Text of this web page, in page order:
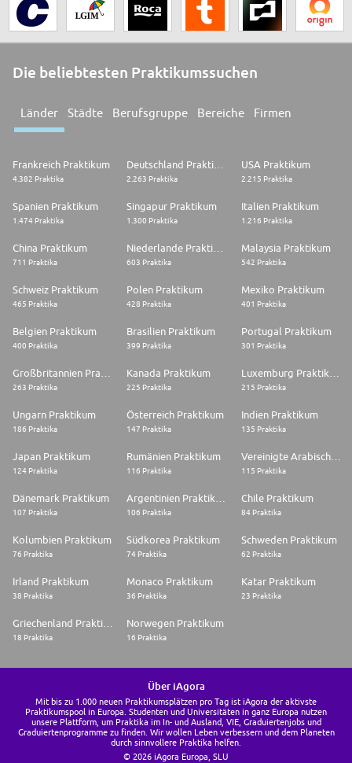
Die beliebtesten Praktikumssuchen
Länder Städte Berufsgruppe Bereiche Firmen
Frankreich Praktikum
4.382 Praktika 2.263 Praktika
USA Praktikum
2.215 Praktika
Spanien Praktikum
1.474 Praktika
Singapur Praktikum
1.300 Praktika
Italien Praktikum
1.216 Praktika
China Praktikum
711 Praktika 603 Praktika
Malaysia Praktikum
542 Praktika
Schweiz Praktikum
465 Praktika
Polen Praktikum
428 Praktika
Mexiko Praktikum
401 Praktika
Belgien Praktikum
400 Praktika
Brasilien Praktikum
399 Praktika
Portugal Praktikum
301 Praktika
263 Praktika
Kanada Praktikum
225 Praktika 215 Praktika
Ungarn Praktikum
186 Praktika
Österreich Praktikum
147 Praktika
Indien Praktikum
135 Praktika
Japan Praktikum
124 Praktika
Rumänien Praktikum
116 Praktika
Vereinigte Arabische Emirate Praktikum
115 Praktika
Dänemark Praktikum
107 Praktika 106 Praktika
Chile Praktikum
84 Praktika
Kolumbien Praktikum
76 Praktika
Südkorea Praktikum
74 Praktika
Schweden Praktikum
62 Praktika
Irland Praktikum
38 Praktika
Monaco Praktikum
36 Praktika
Katar Praktikum
23 Praktika
18 Praktika
Norwegen Praktikum
16 Praktika
Über iAgora
Mit bis zu 1.000 neuen Praktikumsplätzen pro Tag ist iAgora der aktivste
Praktikumspool in Europa. Studenten und Universitäten in ganz Europa nutzen
unsere Plattform, um Praktika im In- und Ausland, VIE, Graduiertenjobs und
Graduiertenprogramme zu finden. Wir wollen Leben verbessern und dem Planeten
durch sinnvollere Praktika helfen.
© 2026 iAgora Europa, SLU